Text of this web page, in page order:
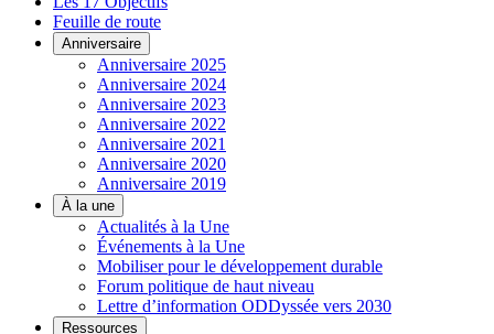
Feuille de route
Anniversaire
Anniversaire 2025
Anniversaire 2024
Anniversaire 2023
Anniversaire 2022
Anniversaire 2021
Anniversaire 2020
Anniversaire 2019
À la une
Actualités à la Une
Événements à la Une
Mobiliser pour le développement durable
Forum politique de haut niveau
Lettre d’information ODDyssée vers 2030
Ressources